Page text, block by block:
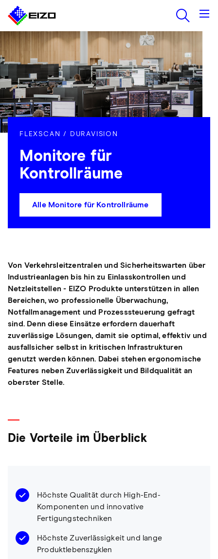
FLEXSCAN / DURAVISION
Monitore für
Kontrollräume
Alle Monitore für Kontrollräume
Von Verkehrsleitzentralen und Sicherheitswarten über
Industrieanlagen bis hin zu Einlasskontrollen und
Netzleitstellen - EIZO Produkte unterstützen in allen
Bereichen, wo professionelle Überwachung,
Notfallmanagement und Prozesssteuerung gefragt
sind. Denn diese Einsätze erfordern dauerhaft
zuverlässige Lösungen, damit sie optimal, effektiv und
ausfallsicher selbst in kritischen Infrastrukturen
genutzt werden können. Dabei stehen ergonomische
Features neben Zuverlässigkeit und Bildqualität an
oberster Stelle.
Die Vorteile im Überblick
Höchste Qualität durch High-End-
Komponenten und innovative
Fertigungstechniken
Höchste Zuverlässigkeit und lange
Produktlebenszyklen